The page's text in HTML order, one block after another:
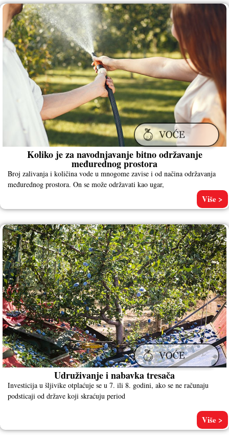
Koliko je za navodnjavanje bitno održavanje
međurednog prostora
Broj zalivanja i količina vode u mnogome zavise i od načina održavanja
međurednog prostora. On se može održavati kao ugar,
Više >
Udruživanje i nabavka tresača
Investicija u šljivike otplaćuje se u 7. ili 8. godini, ako se ne računaju
podsticaji od države koji skraćuju period
Više >